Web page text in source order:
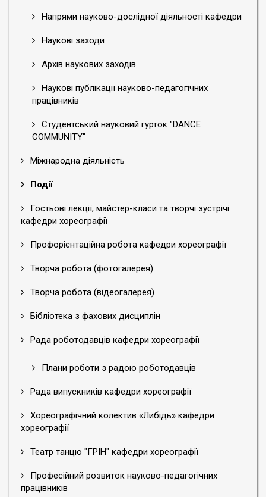
Напрями науково-дослідної діяльності кафедри
Наукові заходи
Архів наукових заходів
Наукові публікації науково-педагогічних
працівників
Студентський науковий гурток "DANCE
COMMUNITY"
Міжнародна діяльність
Події
Гостьові лекції, майстер-класи та творчі зустрічі
кафедри хореографії
Профорієнтаційна робота кафедри хореографії
Творча робота (фотогалерея)
Творча робота (відеогалерея)
Бібліотека з фахових дисциплін
Рада роботодавців кафедри хореографії
Плани роботи з радою роботодавців
Рада випускників кафедри хореографії
Хореографічний колектив «Либідь» кафедри
хореографії
Театр танцю "ГРІН" кафедри хореографії
Професійний розвиток науково-педагогічних
працівників